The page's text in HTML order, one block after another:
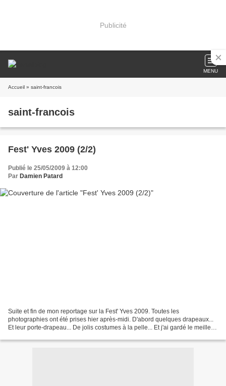
Publicité
MENU
Accueil » saint-francois
saint-francois
Fest' Yves 2009 (2/2)
Publié le 25/05/2009 à 12:00
Par Damien Patard
Suite et fin de mon reportage sur la Fest' Yves 2009. Toutes les
photographies ont été prises hier après-midi. D'abord quelques drapeaux...
Et leur porte-drapeau... De jolis costumes à la pelle... Et j'ai gardé le meilleur